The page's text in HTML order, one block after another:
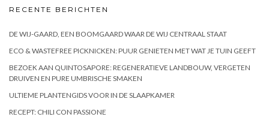
RECENTE BERICHTEN
DE WIJ-GAARD, EEN BOOMGAARD WAAR DE WIJ CENTRAAL STAAT
ECO & WASTEFREE PICKNICKEN: PUUR GENIETEN MET WAT JE TUIN GEEFT
BEZOEK AAN QUINTOSAPORE: REGENERATIEVE LANDBOUW, VERGETEN
DRUIVEN EN PURE UMBRISCHE SMAKEN
ULTIEME PLANTENGIDS VOOR IN DE SLAAPKAMER
RECEPT: CHILI CON PASSIONE